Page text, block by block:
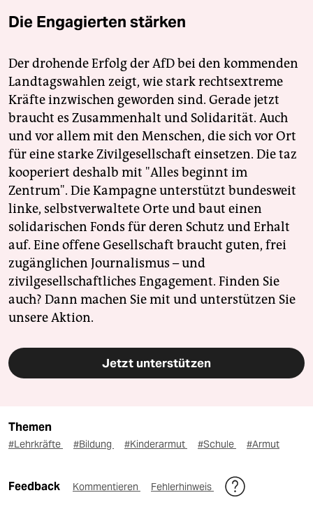
Die Engagierten stärken
Der drohende Erfolg der AfD bei den kommenden
Landtagswahlen zeigt, wie stark rechtsextreme
Kräfte inzwischen geworden sind. Gerade jetzt
braucht es Zusammenhalt und Solidarität. Auch
und vor allem mit den Menschen, die sich vor Ort
für eine starke Zivilgesellschaft einsetzen. Die taz
kooperiert deshalb mit "Alles beginnt im
Zentrum". Die Kampagne unterstützt bundesweit
linke, selbstverwaltete Orte und baut einen
solidarischen Fonds für deren Schutz und Erhalt
auf. Eine offene Gesellschaft braucht guten, frei
zugänglichen Journalismus – und
zivilgesellschaftliches Engagement. Finden Sie
auch? Dann machen Sie mit und unterstützen Sie
unsere Aktion.
Jetzt unterstützen
Themen
#Lehrkräfte #Bildung #Kinderarmut #Schule #Armut
Feedback Kommentieren Fehlerhinweis